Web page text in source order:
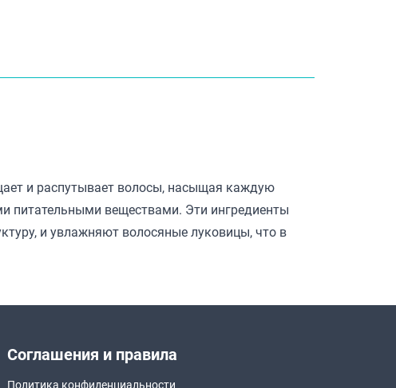
и распутывает волосы, насыщая каждую
питательными веществами. Эти ингредиенты
и увлажняют волосяные луковицы, что в
Соглашения и правила
Политика конфиденциальности